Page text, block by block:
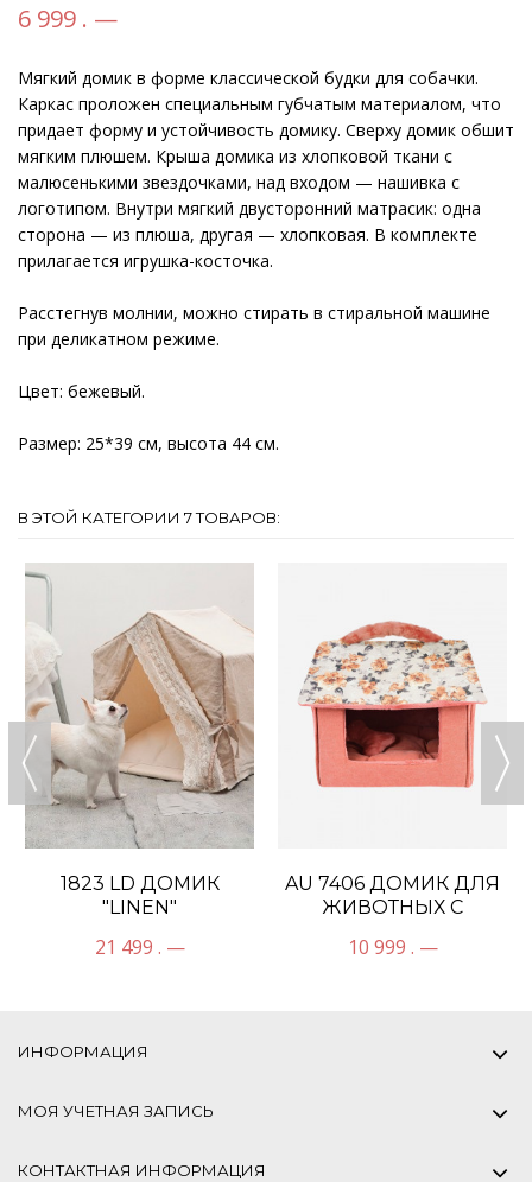
6 999 . —
Мягкий домик в форме классической будки для собачки.
Каркас проложен специальным губчатым материалом, что
придает форму и устойчивость домику. Сверху домик обшит
мягким плюшем. Крыша домика из хлопковой ткани с
малюсенькими звездочками, над входом — нашивка с
логотипом. Внутри мягкий двусторонний матрасик: одна
сторона — из плюша, другая — хлопковая. В комплекте
прилагается игрушка-косточка.
Расстегнув молнии, можно стирать в стиральной машине
при деликатном режиме.
Цвет: бежевый.
Размер: 25*39 см, высота 44 см.
В ЭТОЙ КАТЕГОРИИ 7 ТОВАРОВ:
1823 LD ДОМИК
"LINEN"
21 499 . —
AU 7406 ДОМИК ДЛЯ
ЖИВОТНЫХ С
HOUSE"
10 999 . —
ИНФОРМАЦИЯ
МОЯ УЧЕТНАЯ ЗАПИСЬ
КОНТАКТНАЯ ИНФОРМАЦИЯ